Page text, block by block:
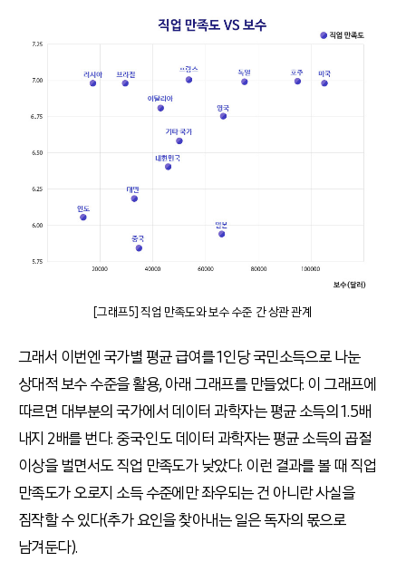
[그래프5] 직업 만족도와 보수 수준 간 상관 관계
그래서 이번엔 국가별 평균 급여를 1인당 국민소득으로 나눈
상대적 보수 수준을 활용, 아래 그래프를 만들었다. 이 그래프에
따르면 대부분의 국가에서 데이터 과학자는 평균 소득의 1.5배
내지 2배를 번다. 중국∙인도 데이터 과학자는 평균 소득의 곱절
이상을 벌면서도 직업 만족도가 낮았다. 이런 결과를 볼 때 직업
만족도가 오로지 소득 수준에만 좌우되는 건 아니란 사실을
짐작할 수 있다(추가 요인을 찾아내는 일은 독자의 몫으로
남겨둔다).